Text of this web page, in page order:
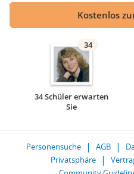
Kostenlos
34
34 Schüler erwarten
Sie
Personensuche AGB
Privatsphäre